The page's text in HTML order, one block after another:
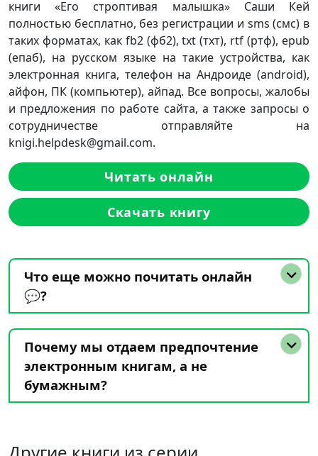
книги «Его строптивая малышка» Саши Кей
полностью бесплатно, без регистрации и sms (смс) в
таких форматах, как fb2 (фб2), txt (тхт), rtf (ртф), epub
(епаб), на русском языке на такие устройства, как
электронная книга, телефон на Андроиде (android),
айфон, ПК (компьютер), айпад. Все вопросы, жалобы
и предложения по работе сайта, а также запросы о
сотрудничестве отправляйте на
knigi.helpdesk@gmail.com.
Читать онлайн
Скачать книгу
Что еще можно почитать онлайн
💬?
Почему мы отдаем предпочтение
электронным книгам, а не
бумажным?